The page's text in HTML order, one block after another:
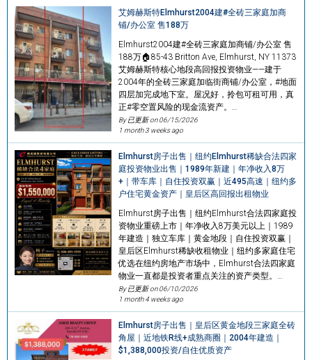
艾姆赫斯特Elmhurst2004建#全砖三家庭加商
铺/办公室 售188万
Elmhurst2004建#全砖三家庭加商铺/办公室 售
188万🏠85-43 Britton Ave, Elmhurst, NY 11373
艾姆赫斯特核心地段高回报投资物业——建于
2004年的全砖三家庭加临街商铺/办公室，#地面
四层加完成地下室。屋况好，拎包可租可用，真
正#零空置风险的现金流资产。…
By 已更新 on06/15/2026
1 month 3 weeks ago
Elmhurst房子出售｜纽约Elmhurst稀缺合法四家
庭投资物业出售｜1989年新建｜年净收入8万
+｜带车库｜自住投资双赢｜近495高速｜纽约多
户住宅黄金资产｜皇后区高回报出租物业
Elmhurst房子出售｜纽约Elmhurst合法四家庭投
资物业重磅上市｜年净收入8万美元以上｜1989
年建造｜独立车库｜黄金地段｜自住投资双赢｜
皇后区Elmhurst稀缺收租物业｜纽约多家庭住宅
优选在纽约房地产市场中，Elmhurst合法四家庭
物业一直都是投资者重点关注的资产类型。…
By 已更新 on06/10/2026
1 month 4 weeks ago
Elmhurst房子出售｜皇后区黄金地段三家庭全砖
角屋｜近地铁R线+成熟商圈｜2004年建造｜
$1,388,000投资/自住优质资产